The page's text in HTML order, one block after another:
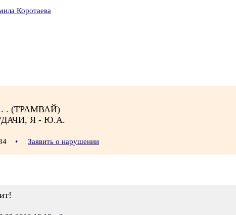
Коротаева
... . (ТРАМВАЙ)
Я - Ю.А.
• Заявить о нарушении